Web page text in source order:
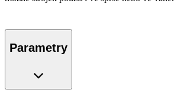
Parametry